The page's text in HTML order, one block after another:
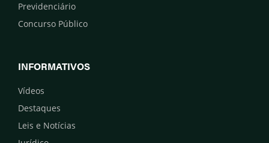
Previdenciário
Concurso Público
INFORMATIVOS
Vídeos
Destaques
Leis e Notícias